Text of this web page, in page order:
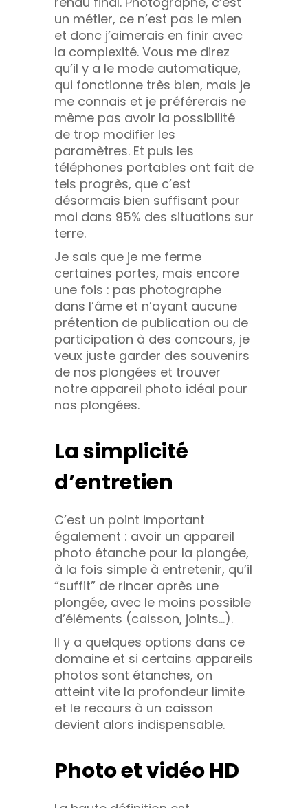
un métier, ce n’est pas le mien
et donc j’aimerais en finir avec
la complexité. Vous me direz
qu’il y a le mode automatique,
qui fonctionne très bien, mais je
me connais et je préférerais ne
même pas avoir la possibilité
de trop modifier les
paramètres. Et puis les
téléphones portables ont fait de
tels progrès, que c’est
désormais bien suffisant pour
moi dans 95% des situations sur
terre.
Je sais que je me ferme
certaines portes, mais encore
une fois : pas photographe
dans l’âme et n’ayant aucune
prétention de publication ou de
participation à des concours, je
veux juste garder des souvenirs
de nos plongées et trouver
notre appareil photo idéal pour
nos plongées.
La simplicité
d’entretien
C’est un point important
également : avoir un appareil
photo étanche pour la plongée,
à la fois simple à entretenir, qu’il
“suffit” de rincer après une
plongée, avec le moins possible
d’éléments (caisson, joints…).
Il y a quelques options dans ce
domaine et si certains appareils
photos sont étanches, on
atteint vite la profondeur limite
et le recours à un caisson
devient alors indispensable.
Photo et vidéo HD